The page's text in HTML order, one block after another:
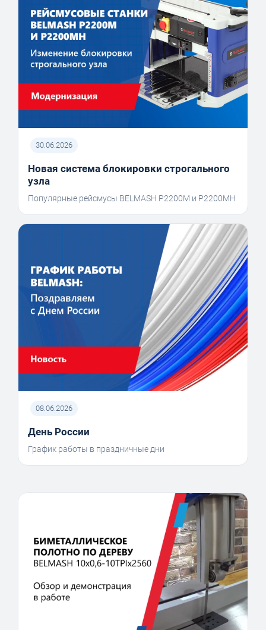
30.06.2026
Новая система блокировки строгального
узла
Популярные рейсмусы BELMASH P2200M и P2200MH
08.06.2026
День России
График работы в праздничные дни